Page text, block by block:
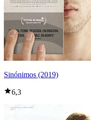
Sinónimos (2019)
6,3